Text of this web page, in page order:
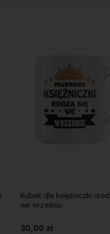
Kubek dla księżniczki
we wrześniu
30,00 zł